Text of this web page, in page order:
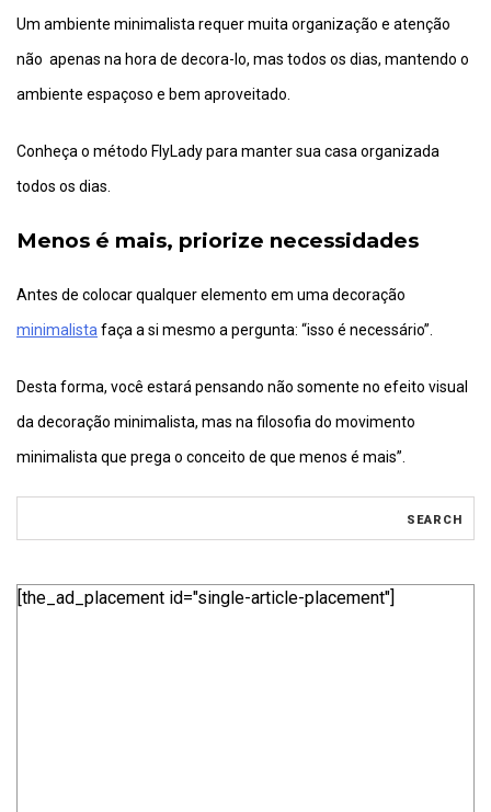
Um ambiente minimalista requer muita organização e atenção
não apenas na hora de decora-lo, mas todos os dias, mantendo o
ambiente espaçoso e bem aproveitado.
Conheça o método FlyLady para manter sua casa organizada
todos os dias.
Menos é mais, priorize necessidades
Antes de colocar qualquer elemento em uma decoração
minimalista faça a si mesmo a pergunta: “isso é necessário”.
Desta forma, você estará pensando não somente no efeito visual
da decoração minimalista, mas na filosofia do movimento
minimalista que prega o conceito de que menos é mais”.
[the_ad_placement id="single-article-placement"]